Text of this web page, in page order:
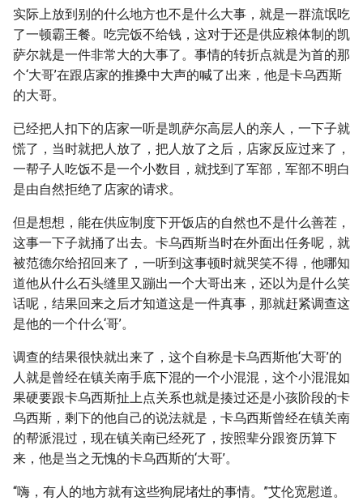
实际上放到别的什么地方也不是什么大事，就是一群流氓吃
了一顿霸王餐。吃完饭不给钱，这对于还是供应粮体制的凯
萨尔就是一件非常大的大事了。事情的转折点就是为首的那
个‘大哥’在跟店家的推搡中大声的喊了出来，他是卡乌西斯
的大哥。
已经把人扣下的店家一听是凯萨尔高层人的亲人，一下子就
慌了，当时就把人放了，把人放了之后，店家反应过来了，
一帮子人吃饭不是一个小数目，就找到了军部，军部不明白
是由自然拒绝了店家的请求。
但是想想，能在供应制度下开饭店的自然也不是什么善茬，
这事一下子就捅了出去。卡乌西斯当时在外面出任务呢，就
被范德尔给招回来了，一听到这事顿时就哭笑不得，他哪知
道他从什么石头缝里又蹦出一个大哥出来，还以为是什么笑
话呢，结果回来之后才知道这是一件真事，那就赶紧调查这
是他的一个什么‘哥’。
调查的结果很快就出来了，这个自称是卡乌西斯他‘大哥’的
人就是曾经在镇关南手底下混的一个小混混，这个小混混如
果硬要跟卡乌西斯扯上点关系也就是揍过还是小孩阶段的卡
乌西斯，剩下的他自己的说法就是，卡乌西斯曾经在镇关南
的帮派混过，现在镇关南已经死了，按照辈分跟资历算下
来，他是当之无愧的卡乌西斯的‘大哥’。
“嗨，有人的地方就有这些狗屁堵灶的事情。”艾伦宽慰道。